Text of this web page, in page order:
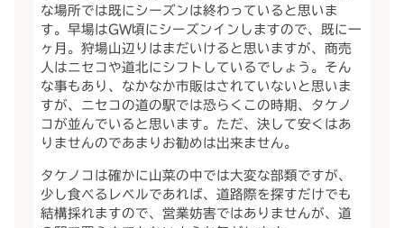
な場所では既にシーズンは終わっていると思いま
す。早場はGW頃にシーズンインしますので、既に一
ヶ月。狩場山辺りはまだいけると思いますが、商売
人はニセコや道北にシフトしているでしょう。そん
な事もあり、なかなか市販はされていないと思いま
すが、ニセコの道の駅では恐らくこの時期、タケノ
コが並んでいると思います。ただ、決して安くはあ
りませんのであまりお勧めは出来ません。
タケノコは確かに山菜の中では大変な部類ですが、
少し食べるレベルであれば、道路際を探すだけでも
結構採れますので、営業妨害ではありませんが、道